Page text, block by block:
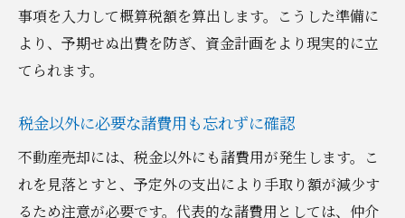
事項を入力して概算税額を算出します。こうした準備に
より、予期せぬ出費を防ぎ、資金計画をより現実的に立
てられます。
税金以外に必要な諸費用も忘れずに確認
不動産売却には、税金以外にも諸費用が発生します。こ
れを見落とすと、予定外の支出により手取り額が減少す
るため注意が必要です。代表的な諸費用としては、仲介